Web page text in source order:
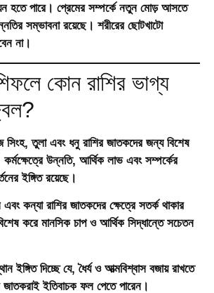
হতে পারে। প্রেমের সম্পর্কে নতুন মোড় আসতে
সম্ভাবনা রয়েছে। শরীরের ছোটখাটো
না।
কোন রাশির ভাগ্য
তুলা এবং ধনু রাশির জাতকদের জন্য বিশেষ
উন্নতি, আর্থিক লাভ এবং সম্পর্কের
ইঙ্গিত রয়েছে।
কন্যা রাশির জাতকদের ক্ষেত্রে সতর্ক থাকার
করে মানসিক চাপ ও আর্থিক সিদ্ধান্তে সচেতন
দিচ্ছে যে, ধৈর্য ও আত্মবিশ্বাস বজায় রাখতে
জাতকরাই ইতিবাচক ফল পেতে পারেন।